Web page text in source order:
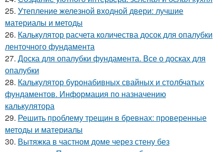
25. Утепление железной входной двери: лучшие
материалы и методы
26. Калькулятор расчета количества досок для опалубки
ленточного фундамента
27. Доска для опалубки фундамента. Все о досках для
опалубки
28. Калькулятор буронабивных свайных и столбчатых
фундаментов. Информация по назначению
калькулятора
29. Решить проблему трещин в бревнах: проверенные
методы и материалы
30. Вытяжка в частном доме через стену без